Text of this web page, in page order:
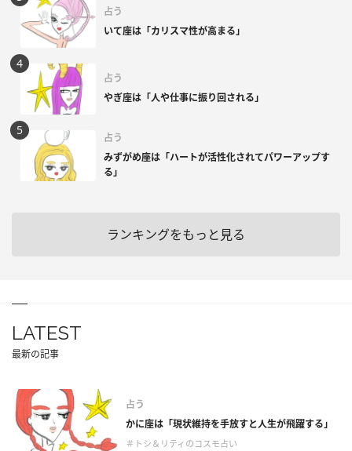
占う
いて座は「カリスマ性が高まる」
占う
やぎ座は「人や仕事に振り回される」
占う
みずがめ座は「ハートが活性化されてパワーアップす
る」
ランキングをもっと見る
LATEST
最新の記事
占う
かに座は「現状維持を手放すと人生が飛躍する」
＃トシ＆リティのコスモ占い